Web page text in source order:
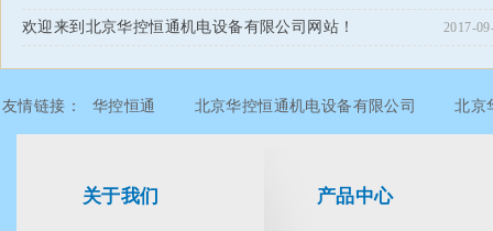
2017-
欢迎来到北京华控恒通机电设备有限公司网站！
友情链接： 华控恒通 北京华控恒通机电设备有限公司 北京
关于我们 产品中心